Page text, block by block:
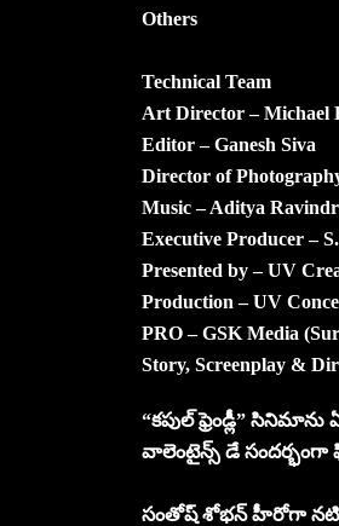
Others
Technical Team
Art Director – Michael
Editor – Ganesh Siva
Director of
Music – Aditya
Executive Producer –
Presented by – UV
Production – UV
PRO – GSK Media
Story, Screenplay &
“కపుల్ ఫ్రెండ్లీ”
వాలెంటైన్స్ డే సందర్భంగా
సంతోష్ శోభన్ హీరోగా